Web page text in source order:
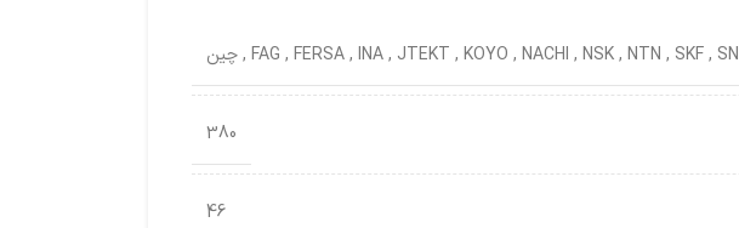
FAG , FERSA , INA , JTEKT , KOYO , NACHI , NSK , NTN , SKF ,
,چین
380
46